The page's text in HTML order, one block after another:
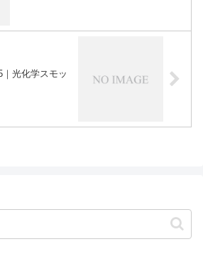
光化学スモッ